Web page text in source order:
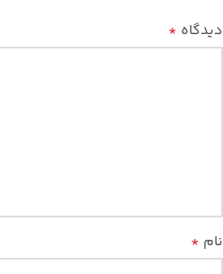
دیدگاه *
نام *